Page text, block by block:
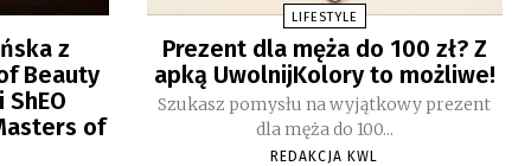
z
Beauty
of
LIFESTYLE
Prezent dla męża do 100 zł? Z
apką UwolnijKolory to możliwe!
Szukasz pomysłu na wyjątkowy prezent
dla męża do 100...
REDAKCJA KWL